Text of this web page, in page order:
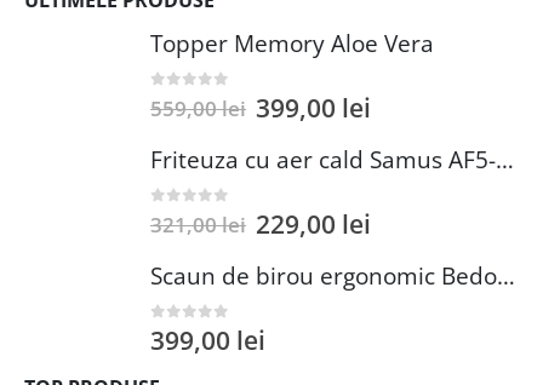
Topper Memory Aloe Vera
out of 5
559,00lei 399,00 lei
Friteuza cu aer cald Samus AF5-S1400DW
out of 5
321,00lei 229,00 lei
Scaun de birou ergonomic Bedora Lotte, Mesh, Negru/Rosu
0out of 5
399,00 lei